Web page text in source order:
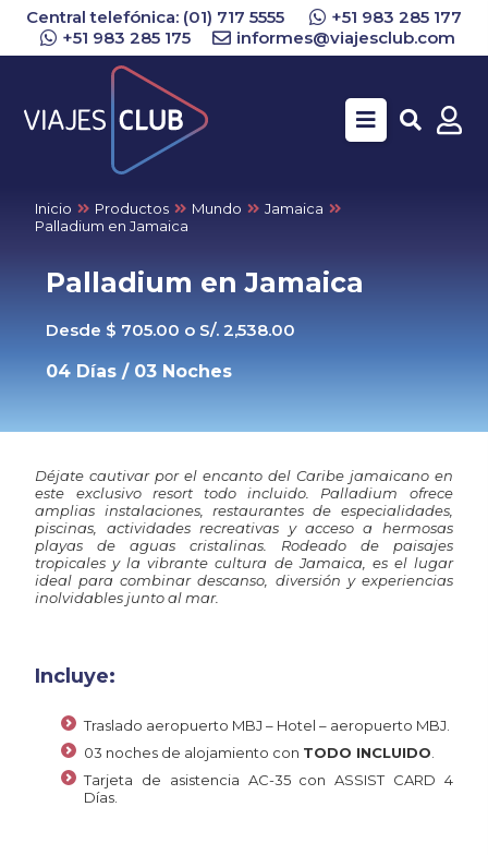
Central telefónica: (01) 717 5555
+51 983 285 177
+51 983 285 175
informes@viajesclub.com
Inicio Productos Mundo
Jamaica
Palladium en Jamaica
Palladium en Jamaica
Desde $ 705.00 o S/. 2,538.00
04 Días / 03 Noches
Déjate cautivar por el encanto del Caribe jamaicano en
este exclusivo resort todo incluido. Palladium ofrece
amplias instalaciones, restaurantes de especialidades,
piscinas, actividades recreativas y acceso a hermosas
playas de aguas cristalinas. Rodeado de paisajes
tropicales y la vibrante cultura de Jamaica, es el lugar
ideal para combinar descanso, diversión y experiencias
inolvidables junto al mar.
Incluye:
Traslado aeropuerto MBJ – Hotel – aeropuerto MBJ.
03 noches de alojamiento con TODO INCLUIDO
Tarjeta de asistencia AC-35 con ASSIST CARD 4
Días.